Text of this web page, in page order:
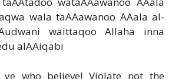
wala taAAawanoo AAala al-
waittaqoo Allaha inna
alAAiqabi
ye who believe! Violate not the